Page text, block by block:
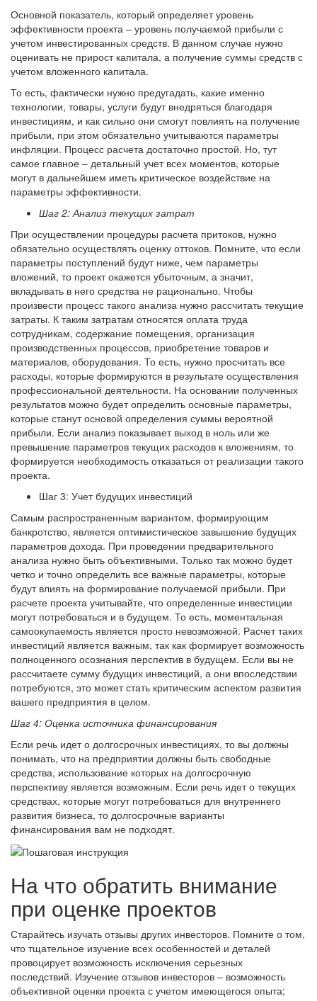
Основной показатель, который определяет уровень
эффективности проекта – уровень получаемой прибыли с
учетом инвестированных средств. В данном случае нужно
оценивать не прирост капитала, а получение суммы средств с
учетом вложенного капитала.
То есть, фактически нужно предугадать, какие именно
технологии, товары, услуги будут внедряться благодаря
инвестициям, и как сильно они смогут повлиять на получение
прибыли, при этом обязательно учитываются параметры
инфляции. Процесс расчета достаточно простой. Но, тут
самое главное – детальный учет всех моментов, которые
могут в дальнейшем иметь критическое воздействие на
параметры эффективности.
Шаг 2: Анализ текущих затрат
При осуществлении процедуры расчета притоков, нужно
обязательно осуществлять оценку оттоков. Помните, что если
параметры поступлений будут ниже, чем параметры
вложений, то проект окажется убыточным, а значит,
вкладывать в него средства не рационально. Чтобы
произвести процесс такого анализа нужно рассчитать текущие
затраты. К таким затратам относятся оплата труда
сотрудникам, содержание помещения, организация
производственных процессов, приобретение товаров и
материалов, оборудования. То есть, нужно просчитать все
расходы, которые формируются в результате осуществления
профессиональной деятельности. На основании полученных
результатов можно будет определить основные параметры,
которые станут основой определения суммы вероятной
прибыли. Если анализ показывает выход в ноль или же
превышение параметров текущих расходов к вложениям, то
формируется необходимость отказаться от реализации такого
проекта.
Шаг 3: Учет будущих инвестиций
Самым распространенным вариантом, формирующим
банкротство, является оптимистическое завышение будущих
параметров дохода. При проведении предварительного
анализа нужно быть объективными. Только так можно будет
четко и точно определить все важные параметры, которые
будут влиять на формирование получаемой прибыли. При
расчете проекта учитывайте, что определенные инвестиции
могут потребоваться и в будущем. То есть, моментальная
самоокупаемость является просто невозможной. Расчет таких
инвестиций является важным, так как формирует возможность
полноценного осознания перспектив в будущем. Если вы не
рассчитаете сумму будущих инвестиций, а они впоследствии
потребуются, это может стать критическим аспектом развития
вашего предприятия в целом.
Шаг 4: Оценка источника финансирования
Если речь идет о долгосрочных инвестициях, то вы должны
понимать, что на предприятии должны быть свободные
средства, использование которых на долгосрочную
перспективу является возможным. Если речь идет о текущих
средствах, которые могут потребоваться для внутреннего
развития бизнеса, то долгосрочные варианты
финансирования вам не подходят.
На что обратить внимание
при оценке проектов
Старайтесь изучать отзывы других инвесторов. Помните о том,
что тщательное изучение всех особенностей и деталей
провоцирует возможность исключения серьезных
последствий. Изучение отзывов инвесторов – возможность
объективной оценки проекта с учетом имеющегося опыта;